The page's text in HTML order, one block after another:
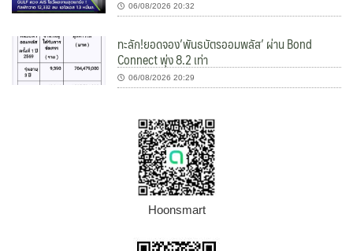
06/08/2026 20:32
ทะลัก!ยอดจอง’พันธบัตรออมพลัส’ ผ่าน Bond
Connect พุ่ง 8.2 เท่า
06/08/2026 20:29
Hoonsmart